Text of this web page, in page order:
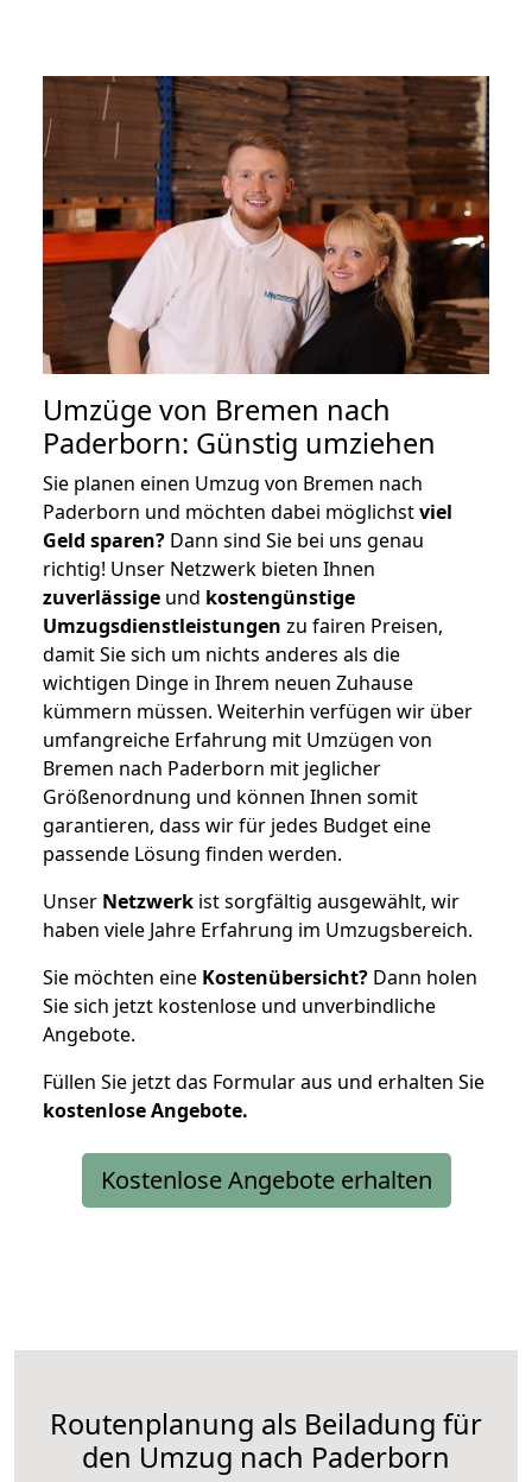
Umzüge von Bremen nach
Paderborn: Günstig umziehen
Sie planen einen Umzug von Bremen nach
Paderborn und möchten dabei möglichstviel
Geld sparen? Dann sind Sie bei uns genau
richtig! Unser Netzwerk bieten Ihnen
zuverlässige und kostengünstige
Umzugsdienstleistungen zu fairen Preisen,
damit Sie sich um nichts anderes als die
wichtigen Dinge in Ihrem neuen Zuhause
kümmern müssen. Weiterhin verfügen wir über
umfangreiche Erfahrung mit Umzügen von
Bremen nach Paderborn mit jeglicher
Größenordnung und können Ihnen somit
garantieren, dass wir für jedes Budget eine
passende Lösung finden werden.
Unser Netzwerk ist sorgfältig ausgewählt, wir
haben viele Jahre Erfahrung im Umzugsbereich.
Sie möchten eine Kostenübersicht? Dann holen
Sie sich jetzt kostenlose und unverbindliche
Angebote.
Füllen Sie jetzt das Formular aus und erhalten Sie
kostenloseAngebote.
Kostenlose Angebote erhalten
Routenplanung als Beiladung für
den Umzug nach Paderborn